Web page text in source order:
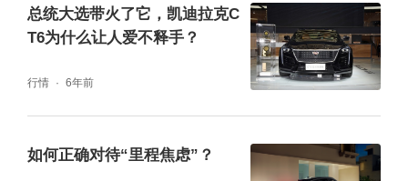
总统大选带火了它，凯迪拉克C
T6为什么让人爱不释手？
行情 6年前
如何正确对待“里程焦虑”？